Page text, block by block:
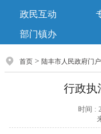
政民互动
部门镇办
首页> 陆丰市人民政府门
行政执
时间 :